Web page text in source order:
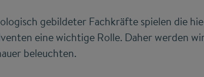
gebildeter Fachkräfte spielen die
eine wichtige Rolle. Daher werden
beleuchten.